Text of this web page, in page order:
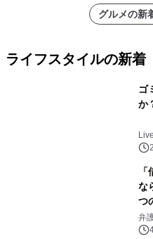
グルメの新
ライフスタイルの新着
ゴ
か
な
つ
弁